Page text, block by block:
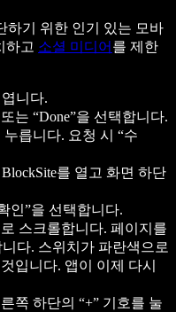
하기 위한 인기 있는 모바
하고 소셜 미디어 를 제한
니다.
는 “Done”을 선택합니다.
릅니다. 요청 시 “수
를 열고 화면 하단
인”을 선택합니다.
스크롤합니다. 페이지를
다. 스위치가 파란색으로
입니다. 앱이 이제 다시
쪽 하단의 “+” 기호를 눌